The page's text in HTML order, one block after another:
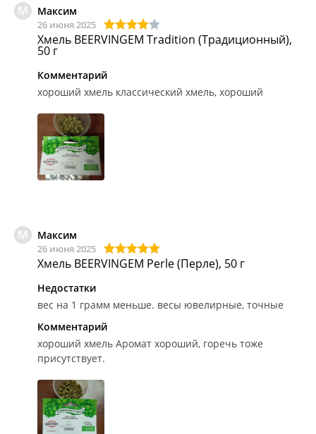
М Максим
26 июня 2025
Хмель BEERVINGEM Tradition (Традиционный),
50 г
Комментарий
хороший хмель классический хмель, хороший
М Максим
26 июня 2025
Хмель BEERVINGEM Perle (Перле), 50 г
Недостатки
вес на 1 грамм меньше. весы ювелирные, точные
Комментарий
хороший хмель Аромат хороший, горечь тоже
присутствует.